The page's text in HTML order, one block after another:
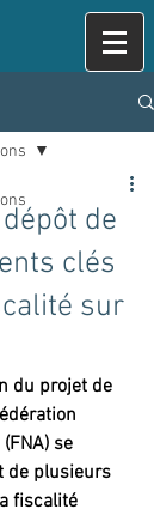
de
clés
sur
du projet de
se
de plusieurs
fiscalité